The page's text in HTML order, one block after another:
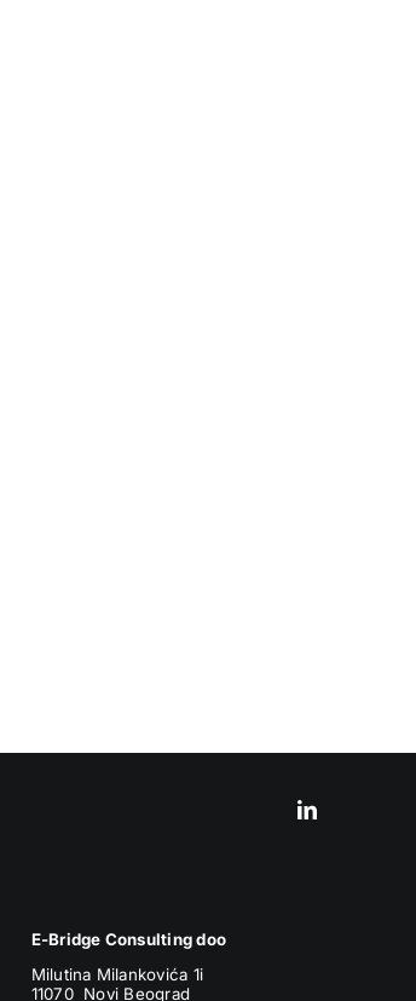
E-Bridge Consulting doo
Milutina Milankovića 1i
11070 Novi Beograd